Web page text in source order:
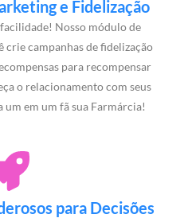
e Fidelização
Nosso módulo de
crie campanhas de fidelização
para recompensar
o relacionamento com seus
em um fã sua Farmárcia!
para Decisões